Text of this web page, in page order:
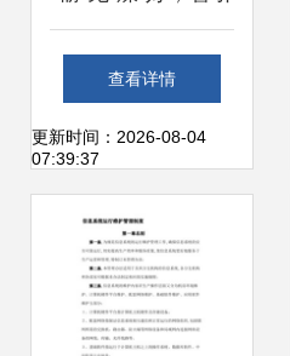
未来 中国煤科常州
研究院亮相第十八
查看详情
更新时间：2026-08-04
07:39:37